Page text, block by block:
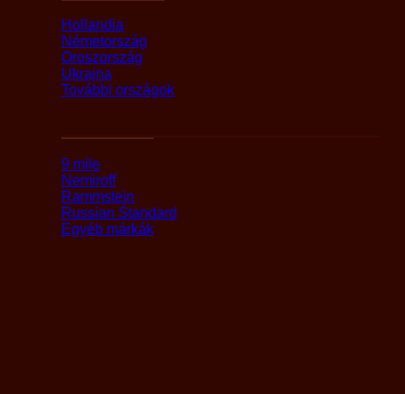
Hollandia
Németország
Oroszország
Ukrajna
További országok
9 mile
Nemiroff
Rammstein
Russian Standard
Egyéb márkák